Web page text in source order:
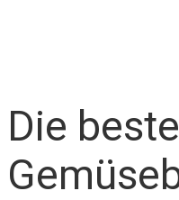
Die